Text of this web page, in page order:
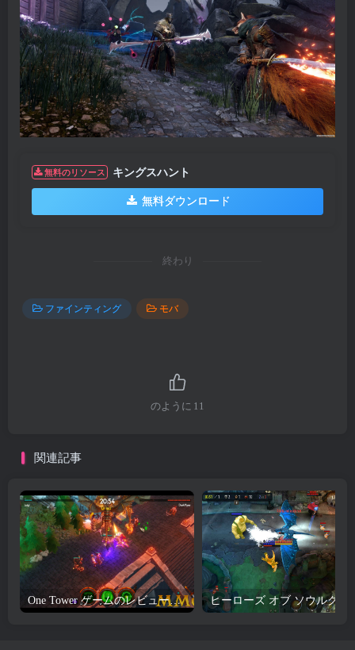
無料のリソース キングスハント
無料ダウンロード
終わり
ファインティング モバ
のように 11
関連記事
One Tower ゲームのレビューとダウンロード